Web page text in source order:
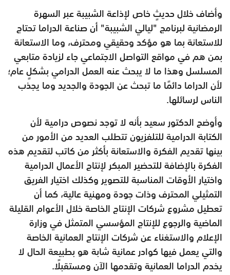
وأضاف خلال حديثٍ خاص لإذاعة الشبيبة عبر السهرة
الرمضانية لبرنامج "ليالي الشبيبة" أن صناعة الدراما تحتاج
للاستعانة بما هو مؤكد وحقيقي ومحترف، وما الاستعانة
بمن هم في مواقع التواصل الاجتماعي جاء لزيادة متابعي
المسلسل وهذا ما لا يبحث عنه العمل الدرامي بشكلٍ عام؛
لأن الدراما دائمًا ما تبحث عن الجودة والجديد وما يجذب
الناس لرسائلها.
وأوضح الدكتور سعيد بأنه لا توجد نصوص درامية لأن
الكتابة الدرامية للتلفزيون تتطلب العديد من الأمور من
بينها تقديم الفكرة والاستعانة بأكثر من كاتب لتقديم هذه
الفكرة بالإضافة للتحضير المبكر لإنتاج الأعمال الدرامية
واختيار الأوقات المناسبة للتصوير وكذلك اختيار الفريق
التمثيلي المحترف وذات جودة ومهنية عالية، كما أن
تعطيل مشروع شركات الإنتاج الخاصة خلال الأعوام القليلة
الماضية والرجوع للإنتاج المؤسسي المتمثل في وزارة
الإعلام والاستغناء عن شركات الإنتاج العمانية الخاصة
والتي يعمل فيها كوادر عمانية شابة هو بطبيعة الحال لا
يخدم الدراما العمانية وتقدمها الآن ومستقبلًا.